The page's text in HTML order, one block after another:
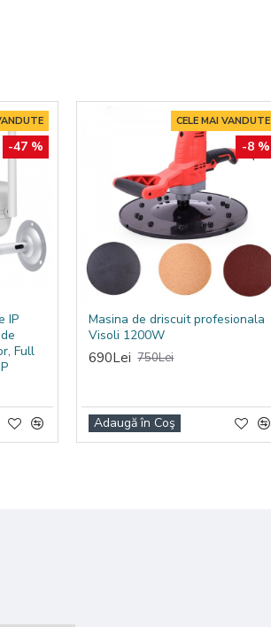
-47 %
IP
Full
CELE MAI VANDUTE
-8 %
Masina de driscuit profesionala
Visoli 1200W
690Lei 750Lei
Adaugă în Coş